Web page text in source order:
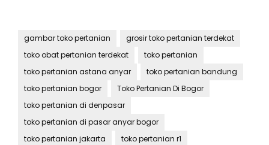
gambar toko pertanian
grosir toko pertanian terdekat
toko obat pertanian terdekat
toko pertanian
toko pertanian astana anyar
toko pertanian bandung
toko pertanian bogor
Toko Pertanian Di Bogor
toko pertanian di denpasar
toko pertanian di pasar anyar bogor
toko pertanian jakarta
toko pertanian r1